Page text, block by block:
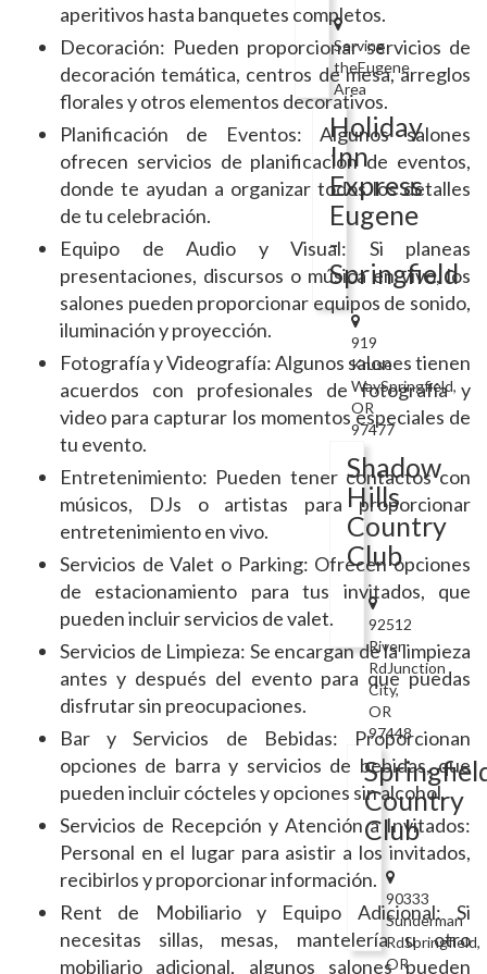
Serving
theEugene
Area
Holiday
Inn
Express
Eugene
-
Springfield
919
Kruse
WaySpringfield,
OR
97477
Shadow
Hills
Country
Club
92512
River
RdJunction
City,
OR
97448
Country
Club
90333
Sunderman
RdSpringfield,
OR
aperitivos hasta banquetes completos.
Decoración: Pueden proporcionar servicios de
decoración temática, centros de mesa, arreglos
florales y otros elementos decorativos.
Planificación de Eventos: Algunos salones
ofrecen servicios de planificación de eventos,
donde te ayudan a organizar todos los detalles
de tu celebración.
Equipo de Audio y Visual: Si planeas
presentaciones, discursos o música en vivo, los
salones pueden proporcionar equipos de sonido,
iluminación y proyección.
Fotografía y Videografía: Algunos salones tienen
acuerdos con profesionales de fotografía y
video para capturar los momentos especiales de
tu evento.
Entretenimiento: Pueden tener contactos con
músicos, DJs o artistas para proporcionar
entretenimiento en vivo.
Servicios de Valet o Parking: Ofrecen opciones
de estacionamiento para tus invitados, que
pueden incluir servicios de valet.
Servicios de Limpieza: Se encargan de la limpieza
antes y después del evento para que puedas
disfrutar sin preocupaciones.
Bar y Servicios de Bebidas: Proporcionan
opciones de barra y servicios de bebidas, que
pueden incluir cócteles y opciones sin alcohol.
Servicios de Recepción y Atención a Invitados:
Personal en el lugar para asistir a los invitados,
recibirlos y proporcionar información.
Rent de Mobiliario y Equipo Adicional: Si
necesitas sillas, mesas, mantelería u otro
mobiliario adicional, algunos salones pueden